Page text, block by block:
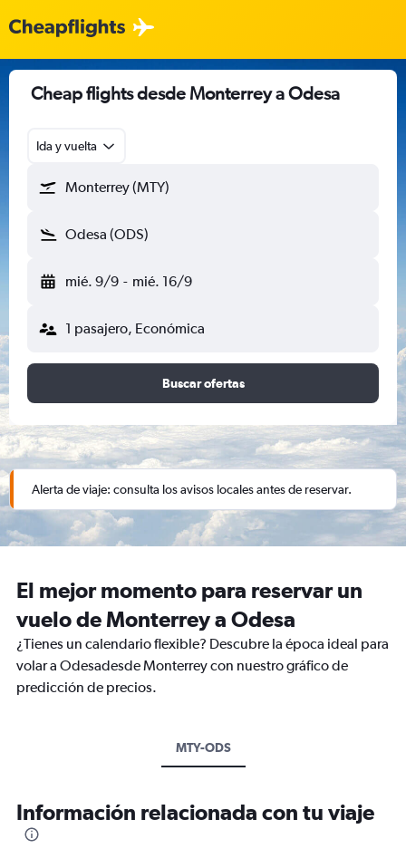
Cheap flights desde Monterrey a Odesa
Ida y vuelta
Monterrey (MTY)
Odesa (ODS)
mié. 9/9 - mié. 16/9
1 pasajero, Económica
Buscar ofertas
Alerta de viaje: consulta los avisos locales antes de reservar.
El mejor momento para reservar un
vuelo de Monterrey a Odesa
¿Tienes un calendario flexible? Descubre la época ideal para
volar a Odesadesde Monterrey con nuestro gráfico de
predicción de precios.
MTY-ODS
Información relacionada con tu viaje